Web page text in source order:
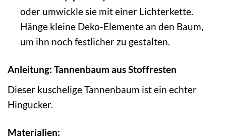
oder umwickle sie mit einer Lichterkette.
Hänge kleine Deko-Elemente an den Baum,
um ihn noch festlicher zu gestalten.
Anleitung: Tannenbaum aus Stoffresten
Dieser kuschelige Tannenbaum ist ein echter
Hingucker.
Materialien: